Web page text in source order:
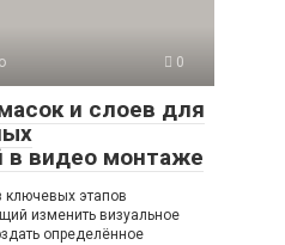
0
и слоев для
в видео монтаже
ключевых этапов
изменить визуальное
определённое